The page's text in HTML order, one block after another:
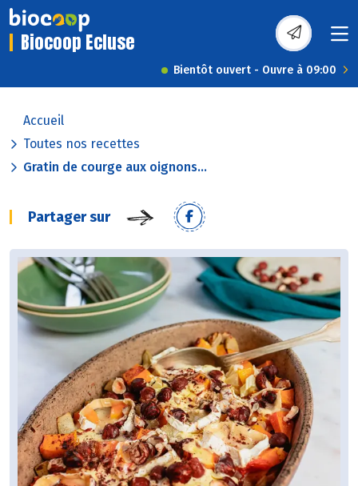
Biocoop Ecluse
Bientôt ouvert - Ouvre à 09:00
Accueil
Toutes nos recettes
Gratin de courge aux oignons...
Partager sur